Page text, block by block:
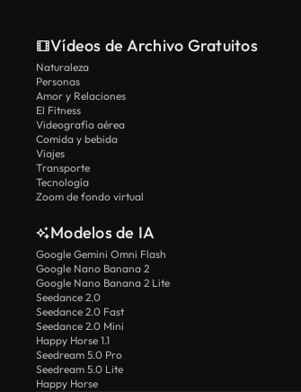
Vídeos de Archivo Gratuitos
Naturaleza
Personas
Amor y Relaciones
El Fitness
Videografía aérea
Comida y bebida
Viajes
Transporte
Tecnología
Zoom de fondo virtual
Modelos de IA
Google Gemini Omni Flash
Google Nano Banana 2
Google Nano Banana 2 Lite
Seedance 2.0
Seedance 2.0 Fast
Seedance 2.0 Mini
Happy Horse 1.1
Seedream 5.0 Pro
Seedream 5.0 Lite
Happy Horse